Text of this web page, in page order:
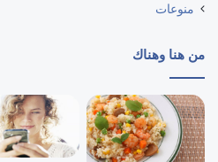
منوعات
من هنا وهناك